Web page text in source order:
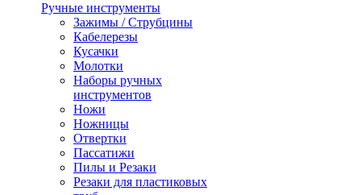
Ручные инструменты
Зажимы / Струбцины
Кабелерезы
Кусачки
Молотки
Наборы ручных
инструментов
Ножи
Ножницы
Отвертки
Пассатижи
Пилы и Резаки
Резаки для пластиковых